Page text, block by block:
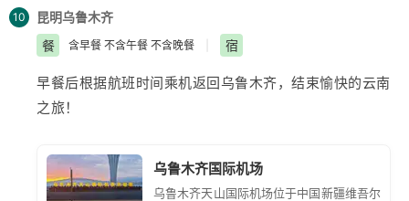
10 昆明乌鲁木齐
餐
含早餐 不含午餐 不含晚餐 宿
早餐后根据航班时间乘机返回乌鲁木齐，结束愉快的云南
之旅！
乌鲁木齐国际机场
乌鲁木齐天山国际机场位于中国新疆维吾尔